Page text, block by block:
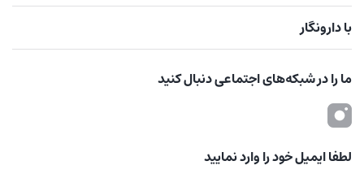
با دارونگار
ما را در شبکه‌های اجتماعی دنبال کنید
لطفا ایمیل خود را وارد نمایید